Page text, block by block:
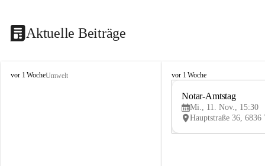
Aktuelle Beiträge
V
vor 1 WocheUmwelt
V
vor 1 Woche
Notar-Amtstag
Mi., 11. Nov., 15:30